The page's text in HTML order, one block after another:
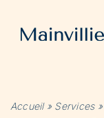
contenu
Accueil» Services»